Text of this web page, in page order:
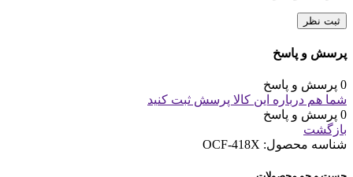
ثبت نظر
پرسش و پاسخ
0 پرسش و پاسخ
شما هم درباره این کالا پرسش ثبت کنید
0 پرسش و پاسخ
بازگشت
شناسه محصول: OCF-418X